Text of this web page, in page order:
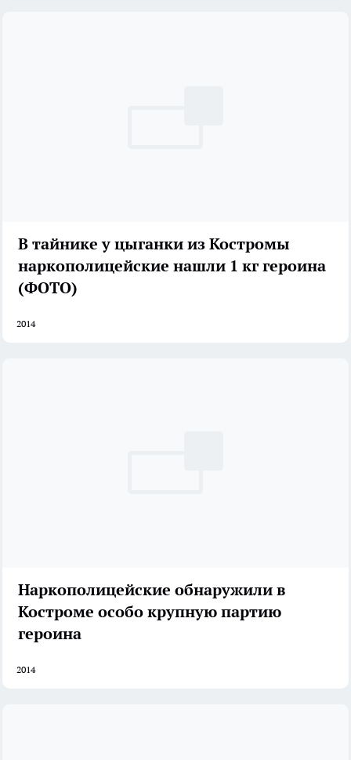
В тайнике у цыганки из Костромы
наркополицейские нашли 1 кг героина
(ФОТО)
2014
Наркополицейские обнаружили в
Костроме особо крупную партию
героина
2014